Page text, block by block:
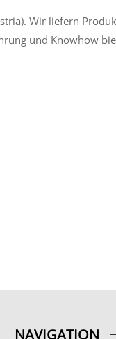
Wir liefern
und Knowhow
NAVIGATION